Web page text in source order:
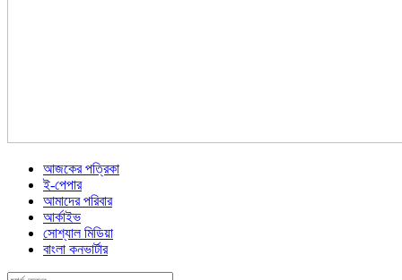
আজকের পত্রিকা
ই-পেপার
আমাদের পরিবার
আর্কাইভ
সোশ্যাল মিডিয়া
বাংলা কনভার্টার